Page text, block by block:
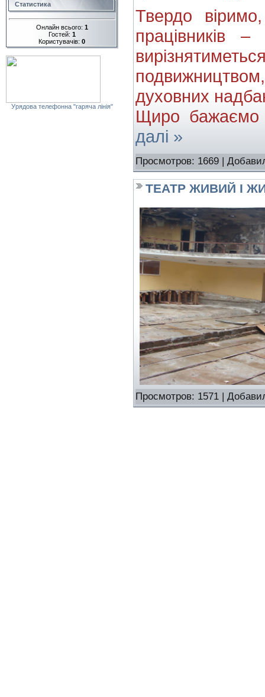
Статистика
Онлайн всього: 1
Гостей: 1
Користувачів:0
Урядова телефонна "гаряча лінія"
Твердо
працівників
духовних
Щиро бажаємо
далі »
Просмотров: 1669 |
ТЕАТР ЖИВИЙ І
Просмотров: 1571 |